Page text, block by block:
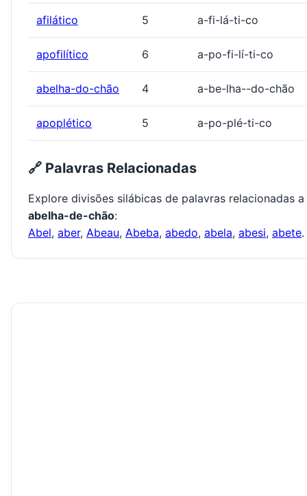
afilático 5 a-fi-lá-ti-co
apofilítico 6 a-po-fi-lí-ti-co
abelha-do-chão 4 a-be-lha--do-chão
apoplético 5 a-po-plé-ti-co
🔗 Palavras Relacionadas
Explore divisões silábicas de palavras relacionadas a
abelha-de-chão:
Abel, aber, Abeau, Abeba, abedo, abela, abesi, abete.